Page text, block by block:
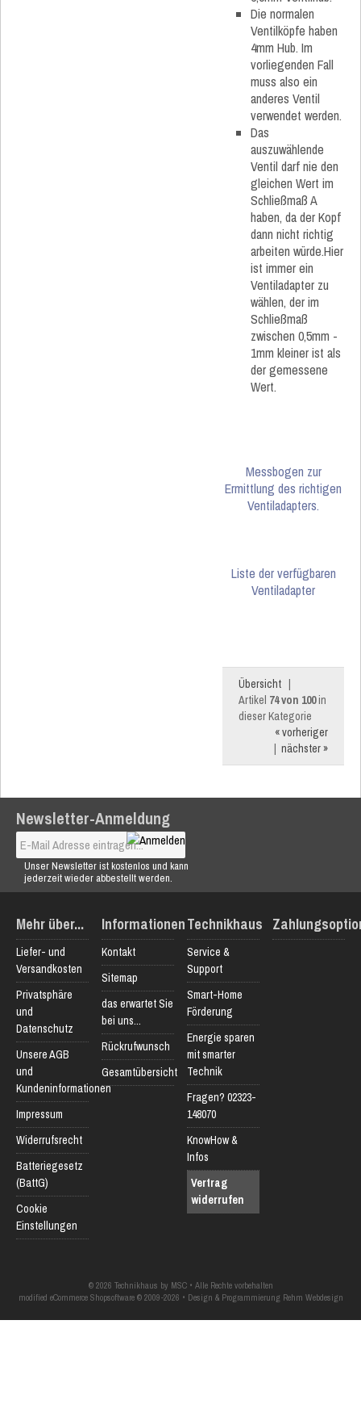
Die normalen
Ventilköpfe haben
4mm Hub. Im
vorliegenden Fall
muss also ein
anderes Ventil
verwendet werden.
Das
auszuwählende
Ventil darf nie den
gleichen Wert im
Schließmaß A
haben, da der Kopf
dann nicht richtig
arbeiten würde.Hier
ist immer ein
Ventiladapter zu
wählen, der im
Schließmaß
zwischen 0,5mm -
1mm kleiner ist als
der gemessene
Wert.
Messbogen zur
Ermittlung des richtigen
Ventiladapters.
Liste der verfügbaren
Ventiladapter
Übersicht |
Artikel 74 von 100in
dieser Kategorie
« vorheriger
| nächster »
Newsletter-Anmeldung
Unser Newsletter ist kostenlos und kann
jederzeit wieder abbestellt werden.
Mehr über...
Liefer- und
Versandkosten
Privatsphäre
und
Datenschutz
Unsere AGB
und
Kundeninformationen
Impressum
Widerrufsrecht
Batteriegesetz
(BattG)
Cookie
Einstellungen
Informationen
Kontakt
Sitemap
das erwartet Sie
bei uns...
Rückrufwunsch
Gesamtübersicht
Technikhaus
Service &
Support
Smart-Home
Förderung
Energie sparen
mit smarter
Technik
Fragen? 02323-
148070
KnowHow &
Infos
Vertrag
widerrufen
© 2026 Technikhaus by MSC • Alle Rechte vorbehalten
modified eCommerce Shopsoftware © 2009-2026 • Design & Programmierung Rehm Webdesign